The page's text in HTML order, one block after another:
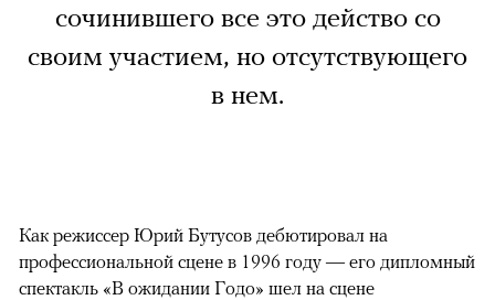
сочинившего все это действо со
своим участием, но отсутствующего
в нем.
Как режиссер Юрий Бутусов дебютировал на
профессиональной сцене в 1996 году — его дипломный
спектакль «В ожидании Годо» шел на сцене